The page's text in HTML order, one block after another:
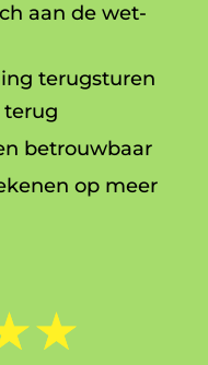
aan de wet-
terugsturen
betrouwbaar
op meer
☆